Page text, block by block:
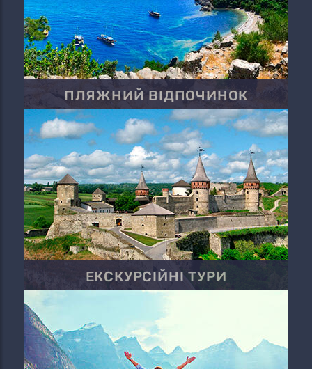
ПЛЯЖНИЙ ВІДПОЧИНОК
ЕКСКУРСІЙНІ ТУРИ